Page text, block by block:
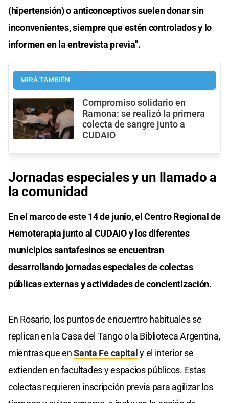
(hipertensión) o anticonceptivos suelen donar sin
inconvenientes, siempre que estén controlados y lo
informen en la entrevista previa".
MIRÁ TAMBIÉN
Compromiso solidario en
Ramona: se realizó la primera
colecta de sangre junto a
CUDAIO
Jornadas especiales y un llamado a
la comunidad
En el marco de este 14 de junio, el Centro Regional de
Hemoterapia junto al CUDAIO y los diferentes
municipios santafesinos se encuentran
desarrollando jornadas especiales de colectas
públicas externas y actividades de concientización.
En Rosario, los puntos de encuentro habituales se
replican en la Casa del Tango o la Biblioteca Argentina,
mientras que enSanta Fe capital y el interior se
extienden en facultades y espacios públicos. Estas
colectas requieren inscripción previa para agilizar los